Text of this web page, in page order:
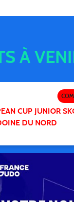
À
CUP JUNIOR
DU NORD